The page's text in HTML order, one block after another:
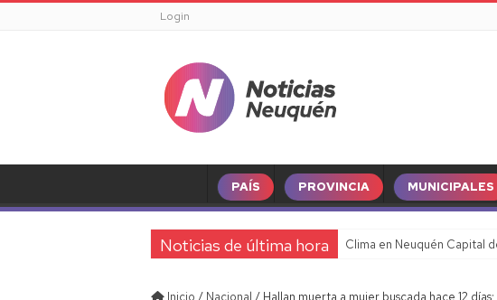
Login
PAÍS PROVINCIA MUNICIPALES
Noticias de última hora Clima en Neuquén Capital
Inicio / Nacional / Hallan muerta a mujer buscada hace 12